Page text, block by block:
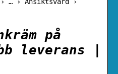
på
leverans |